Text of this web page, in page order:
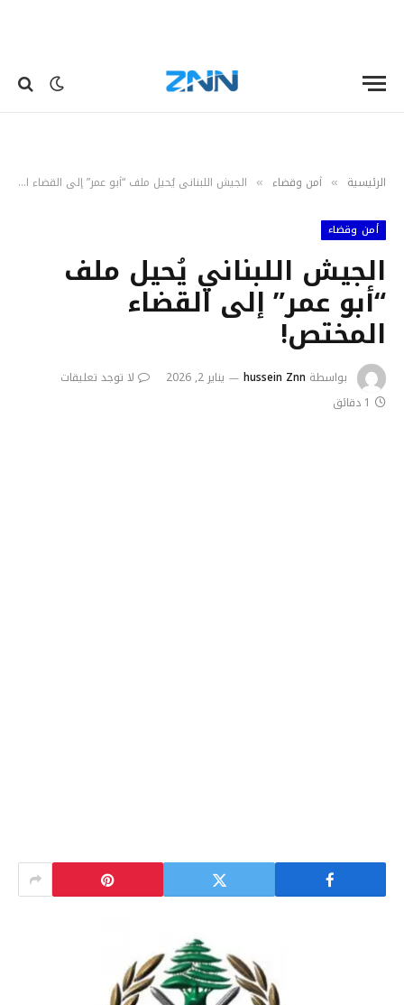
الرئيسية » أمن وقضاء » الجيش اللبناني يُحيل ملف “أبو عمر” إلى القضاء المختص!
أمن وقضاء
الجيش اللبناني يُحيل ملف
“أبو عمر” إلى القضاء
المختص!
بواسطة hussein Znn يناير 2, 2026
لا توجد تعليقات
1 دقائق